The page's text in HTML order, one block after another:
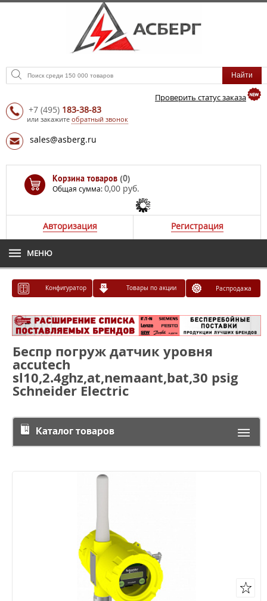
Проверить статус заказа
+7 (495) 183-38-83
или закажите обратный звонок
sales@asberg.ru
Корзина товаров (0)
Общая сумма:0,00 руб.
Авторизация Регистрация
МЕНЮ
Конфигуратор Товары по акции Распродажа
Беспр погруж датчик уровня
accutech
sl10,2.4ghz,at,nemaant,bat,30 psig
Schneider Electric
Каталог товаров